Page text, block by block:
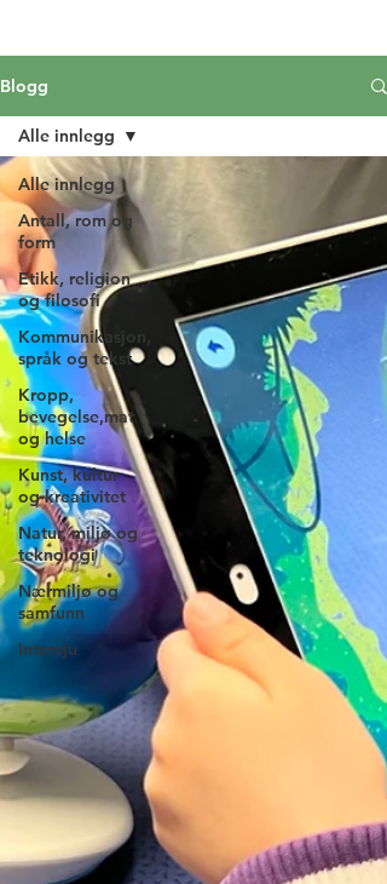
Blogg
Alle innlegg
Antall, rom og
form
Etikk, religion
og filosofi
Kommunikasjon,
språk og tekst
Kropp,
bevegelse,mat
og helse
Kunst, kultur
og kreativitet
Natur, miljø og
teknologi
Nærmiljø og
samfunn
Intervju
Alle innlegg